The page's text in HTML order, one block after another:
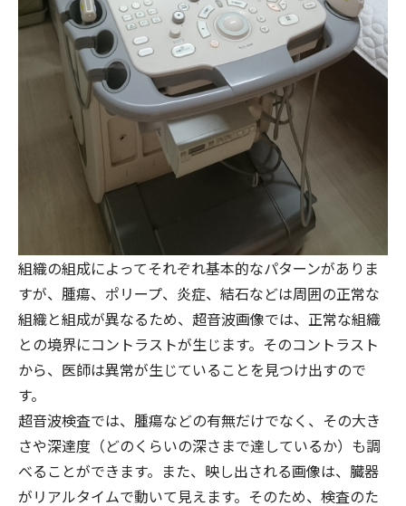
組織の組成によってそれぞれ基本的なパターンがありま
すが、腫瘍、ポリープ、炎症、結石などは周囲の正常な
組織と組成が異なるため、超音波画像では、正常な組織
との境界にコントラストが生じます。そのコントラスト
から、医師は異常が生じていることを見つけ出すので
す。
超音波検査では、腫瘍などの有無だけでなく、その大き
さや深達度（どのくらいの深さまで達しているか）も調
べることができます。また、映し出される画像は、臓器
がリアルタイムで動いて見えます。そのため、検査のた